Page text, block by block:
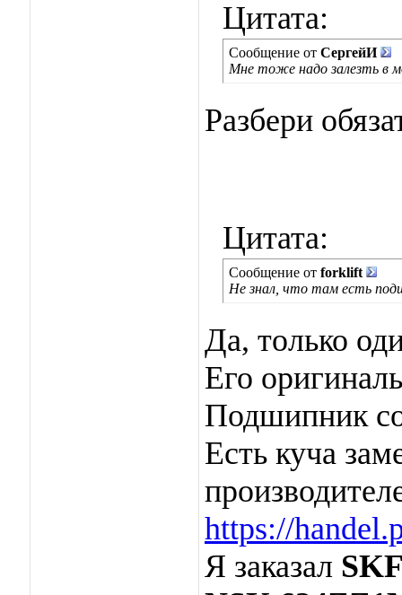
Цитата:
Сообщение от СергейИ
Мне тоже надо залезть в
Разбери
Цитата:
Сообщение от forklift
Не знал, что там есть
Да, только
Его
Подшипник
Есть куча
https://
Я заказал